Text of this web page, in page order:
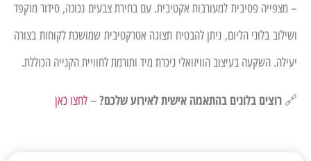
– מצפייה פסיבית למעורבות אקטיבית. עם בחירת צבעים נכונה, סידור מוקפד
ושילוב בלוני הליום, ניתן להבטיח תצוגה אטרקטיבית שמושכת לקוחות בצורה
יעילה. השקעה בעיצוב הוויזואלי ניכרת מיד ותורמת לחוויית הקנייה הכוללת.
🔗 רוצים בלונים בהתאמה אישית לאירוע שלכם? –לחצו כאן